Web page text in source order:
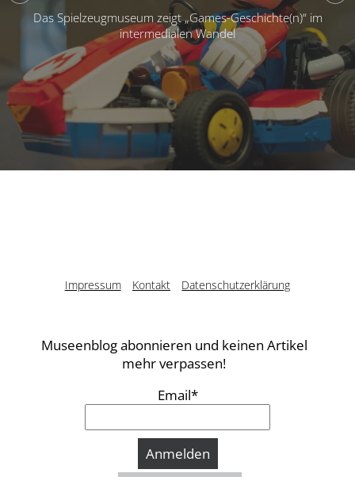
Das Spielzeugmuseum zeigt „Games-Geschichte(n)“ im
intermedialen Wandel
Impressum Kontakt Datenschutzerklärung
Museenblog abonnieren und keinen Artikel
mehr verpassen!
Email*